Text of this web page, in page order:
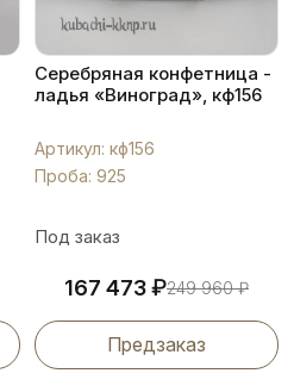
Серебряная конфетница -
ладья «Виноград», кф156
Артикул: кф156
Проба: 925
Под заказ
167 473₽249 960₽
Предзаказ